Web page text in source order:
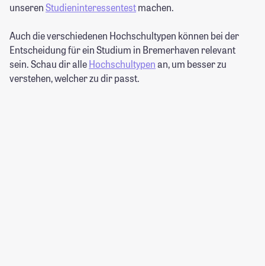
unserenStudieninteressentestmachen.
Auch die verschiedenen Hochschultypen können bei der
Entscheidung für ein Studium in Bremerhaven relevant
sein. Schau dir alleHochschultypenan, um besser zu
verstehen, welcher zu dir passt.